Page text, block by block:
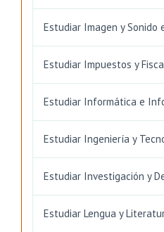
Estudiar Imagen y Sonido
Estudiar Impuestos y
Estudiar Informática e
Estudiar Ingeniería y
Estudiar Investigación y
Estudiar Lengua y